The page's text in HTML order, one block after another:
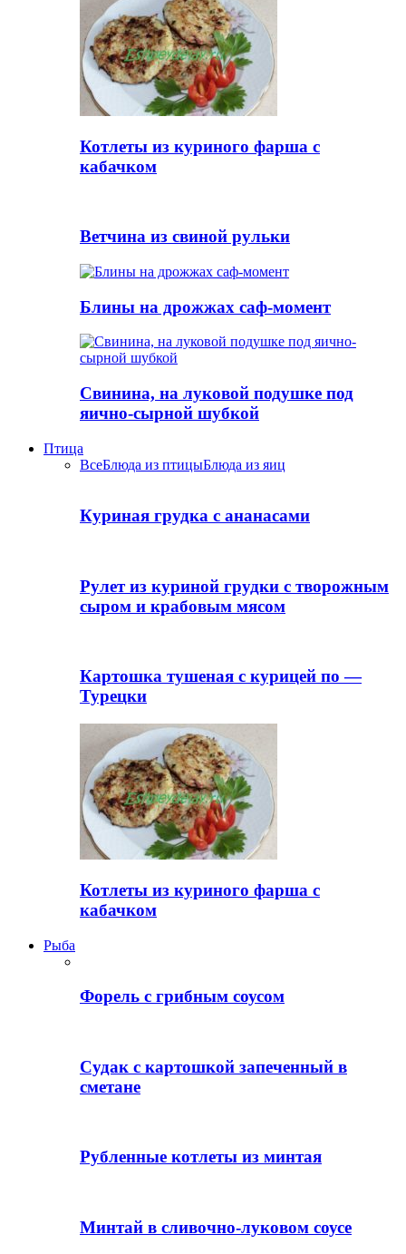
Котлеты из куриного фарша с
кабачком
Ветчина из свиной рульки
Блины на дрожжах саф-момент
Свинина, на луковой подушке под
яично-сырной шубкой
Птица
ВсеБлюда из птицыБлюда из яиц
Куриная грудка с ананасами
Рулет из куриной грудки с творожным
сыром и крабовым мясом
Картошка тушеная с курицей по —
Турецки
Котлеты из куриного фарша с
кабачком
Рыба
Форель с грибным соусом
Судак с картошкой запеченный в
сметане
Рубленные котлеты из минтая
Минтай в сливочно-луковом соусе